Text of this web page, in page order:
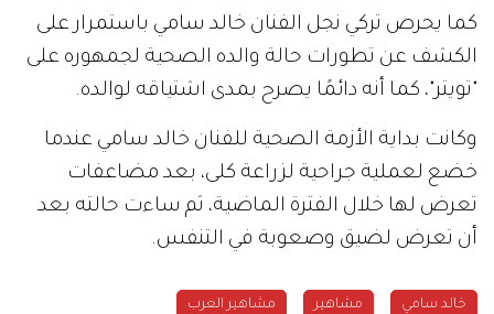
كما يحرص تركي نجل الفنان خالد سامي باستمرار على
الكشف عن تطورات حالة والده الصحية لجمهوره على
"تويتر"، كما أنه دائمًا يصرح بمدى اشتياقه لوالده.
وكانت بداية الأزمة الصحية للفنان خالد سامي عندما
خضع لعملية جراحية لزراعة كلى، بعد مضاعفات
تعرض لها خلال الفترة الماضية، ثم ساءت حالته بعد
أن تعرض لضيق وصعوبة في التنفس.
خالد سامي مشاهير مشاهير العرب